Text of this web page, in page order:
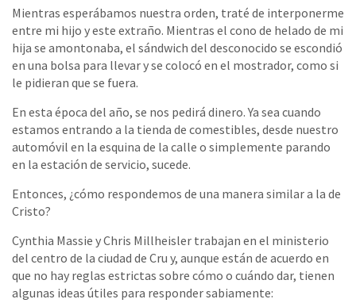
Mientras esperábamos nuestra orden, traté de interponerme
entre mi hijo y este extraño. Mientras el cono de helado de mi
hija se amontonaba, el sándwich del desconocido se escondió
en una bolsa para llevar y se colocó en el mostrador, como si
le pidieran que se fuera.
En esta época del año, se nos pedirá dinero. Ya sea cuando
estamos entrando a la tienda de comestibles, desde nuestro
automóvil en la esquina de la calle o simplemente parando
en la estación de servicio, sucede.
Entonces, ¿cómo respondemos de una manera similar a la de
Cristo?
Cynthia Massie y Chris Millheisler trabajan en el ministerio
del centro de la ciudad de Cru y, aunque están de acuerdo en
que no hay reglas estrictas sobre cómo o cuándo dar, tienen
algunas ideas útiles para responder sabiamente: